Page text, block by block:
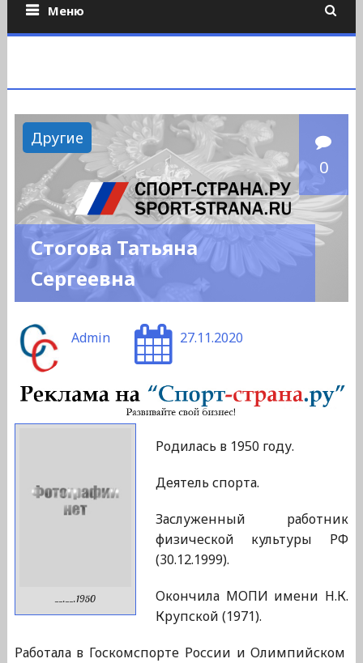
Меню
Другие
0
Стогова Татьяна
Сергеевна
Admin 27.11.2020
__.__.1950
Родилась в 1950 году.
Деятель спорта.
Заслуженный работник
физической культуры РФ
(30.12.1999).
Окончила МОПИ имени Н.К.
Крупской (1971).
Работала в Госкомспорте России и Олимпийском